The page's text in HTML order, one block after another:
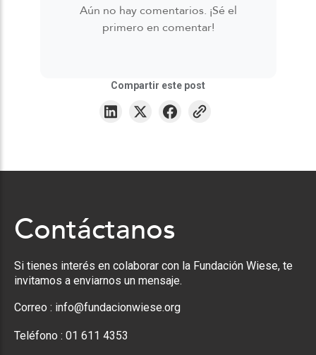
Aún no hay comentarios. ¡Sé el
primero en comentar!
Compartir este post
Contáctanos
Si tienes interés en colaborar con la Fundación Wiese, te
invitamos a enviarnos un mensaje.
Correo : info@fundacionwiese.org
Teléfono : 01 611 4353